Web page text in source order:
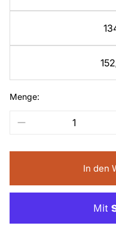
Menge:
In den